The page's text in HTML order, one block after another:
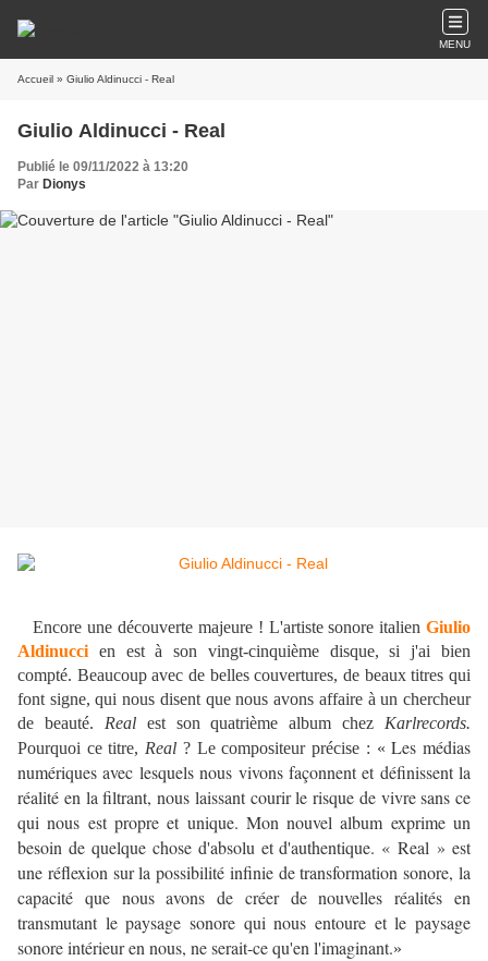
MENU
Accueil » Giulio Aldinucci - Real
Giulio Aldinucci - Real
Publié le 09/11/2022 à 13:20
Par Dionys
Encore une découverte majeure ! L'artiste sonore italien Giulio
Aldinucci en est à son vingt-cinquième disque, si j'ai bien
compté. Beaucoup avec de belles couvertures, de beaux titres qui
font signe, qui nous disent que nous avons affaire à un chercheur
de beauté. Realest son quatrième album chez Karlrecords.
Pourquoi ce titre, Real ? Le compositeur précise : « Les médias
numériques avec lesquels nous vivons façonnent et définissent la
réalité en la filtrant, nous laissant courir le risque de vivre sans ce
qui nous est propre et unique. Mon nouvel album exprime un
besoin de quelque chose d'absolu et d'authentique. « Real » est
une réflexion sur la possibilité infinie de transformation sonore, la
capacité que nous avons de créer de nouvelles réalités en
transmutant le paysage sonore qui nous entoure et le paysage
sonore intérieur en nous, ne serait-ce qu'en l'imaginant.»